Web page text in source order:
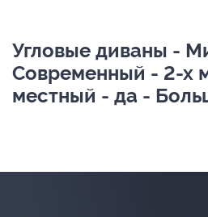
Угловые диваны -
Современный - 2-х
местный - да -